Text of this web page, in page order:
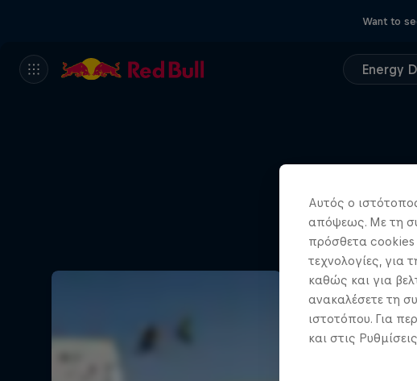
Want to
Energy
Αυτός ο
απόψεως. Με τη
πρόσθετα
τεχνολογίες, για
καθώς και για
ανακαλέσετε τη
ιστοτόπου. Για
και στις